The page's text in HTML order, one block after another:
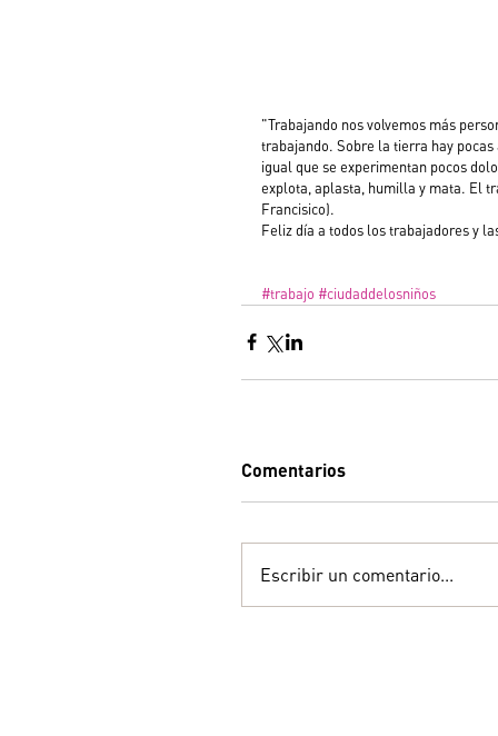
"Trabajando nos volvemos más
trabajando. Sobre la tierra hay
igual que se experimentan pocos
explota, aplasta, humilla y mata. El
Francisico).
Feliz día a todos los trabajadores y
#trabajo #ciudaddelosniños
Comentarios
Escribir un comentario...